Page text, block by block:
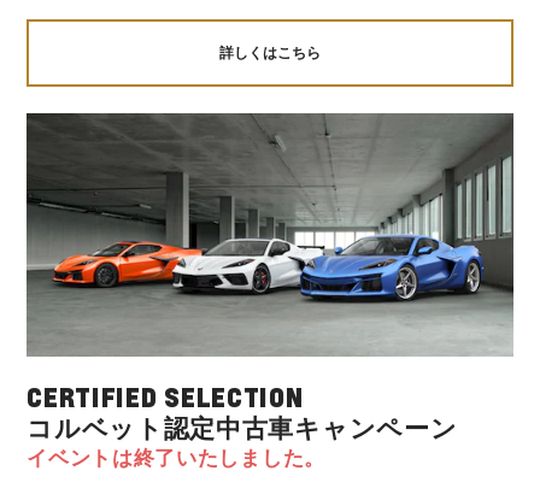
詳しくはこちら
CERTIFIED SELECTION
コルベット認定中古車キャンペーン
イベントは終了いたしました。